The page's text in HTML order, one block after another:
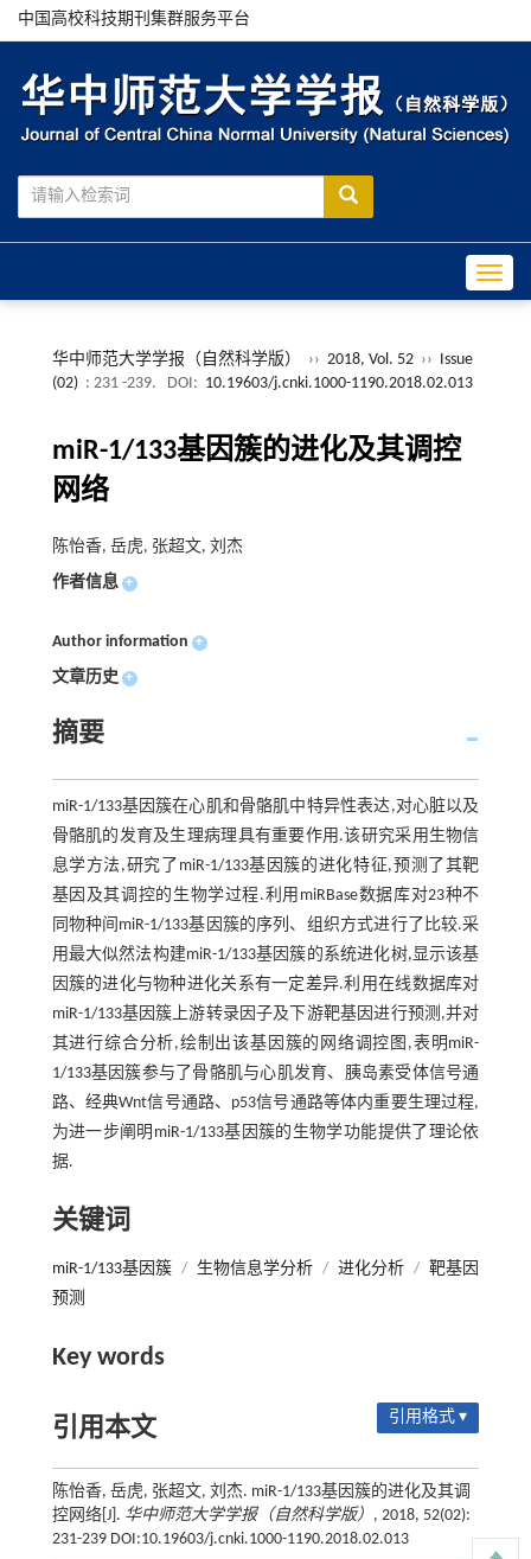
中国高校科技期刊集群服务平台
华中师范大学学报（自然科学版） ›› 2018, Vol. 52 ››
Issue
(02) : 231 -239. DOI: 10.19603/j.cnki.1000-1190.2018.02.013
miR-1/133基因簇的进化及其调控
网络
陈怡香, 岳虎, 张超文, 刘杰
作者信息 +
Author information +
文章历史 +
摘要
miR-1/133基因簇在心肌和骨骼肌中特异性表达,对心脏以及
骨骼肌的发育及生理病理具有重要作用.该研究采用生物信
息学方法,研究了miR-1/133基因簇的进化特征,预测了其靶
基因及其调控的生物学过程.利用miRBase数据库对23种不
同物种间miR-1/133基因簇的序列、组织方式进行了比较.采
用最大似然法构建miR-1/133基因簇的系统进化树,显示该基
因簇的进化与物种进化关系有一定差异.利用在线数据库对
miR-1/133基因簇上游转录因子及下游靶基因进行预测,并对
其进行综合分析,绘制出该基因簇的网络调控图,表明miR-
1/133基因簇参与了骨骼肌与心肌发育、胰岛素受体信号通
路、经典Wnt信号通路、p53信号通路等体内重要生理过程,
为进一步阐明miR-1/133基因簇的生物学功能提供了理论依
据.
关键词
miR-1/133基因簇 / 生物信息学分析 / 进化分析 / 靶基因
预测
Key words
引用本文 引用格式 ▾
陈怡香, 岳虎, 张超文, 刘杰. miR-1/133基因簇的进化及其调
控网络[J]. 华中师范大学学报（自然科学版） , 2018, 52(02):
231-239 DOI:10.19603/j.cnki.1000-1190.2018.02.013